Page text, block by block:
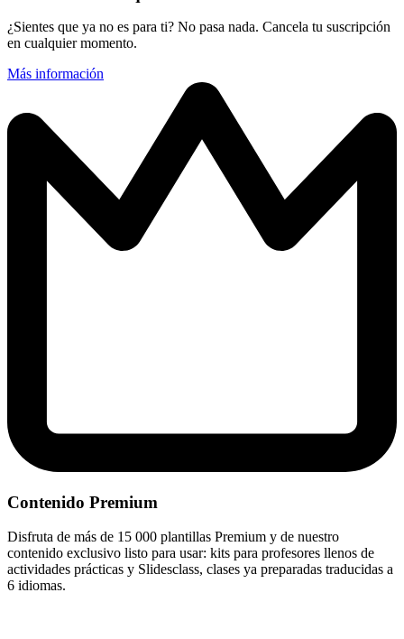
¿Sientes que ya no es para ti? No pasa nada. Cancela tu suscripción
en cualquier momento.
Más información
Contenido Premium
Disfruta de más de 15 000 plantillas Premium y de nuestro
contenido exclusivo listo para usar: kits para profesores llenos de
actividades prácticas y Slidesclass, clases ya preparadas traducidas a
6 idiomas.